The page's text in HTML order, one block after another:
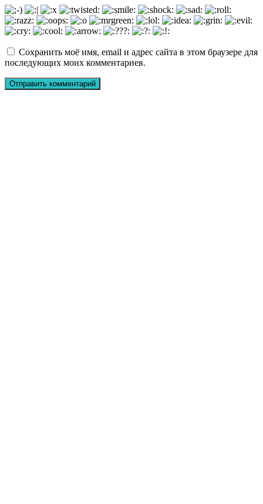
Сохранить моё имя, email и адрес сайта в этом браузере для
последующих моих комментариев.